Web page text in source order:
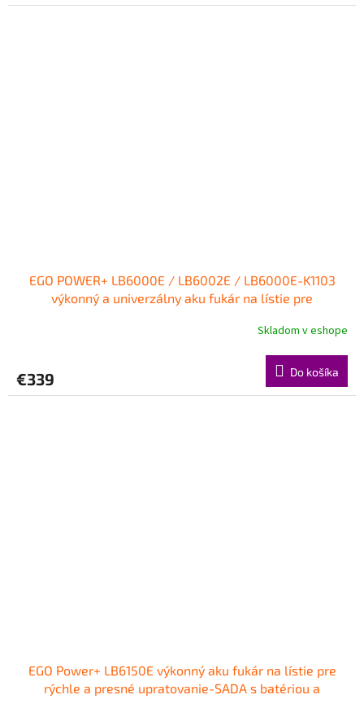
EGO POWER+ LB6000E / LB6002E / LB6000E-K1103
výkonný a univerzálny aku fukár na lístie pre
Skladom v eshope
€339 Do košíka
EGO Power+ LB6150E výkonný aku fukár na lístie pre
rýchle a presné upratovanie-SADA s batériou a